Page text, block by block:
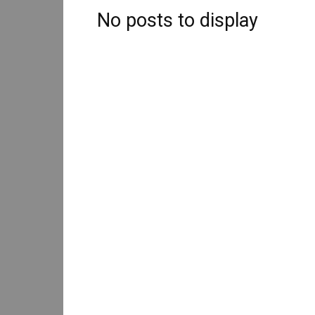
No posts to display